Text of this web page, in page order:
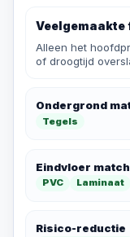
Veelgemaakte
Alleen het
of droogtijd
Ondergrond
Tegels
Eindvloer
PVC Laminaat
Risico-reductie